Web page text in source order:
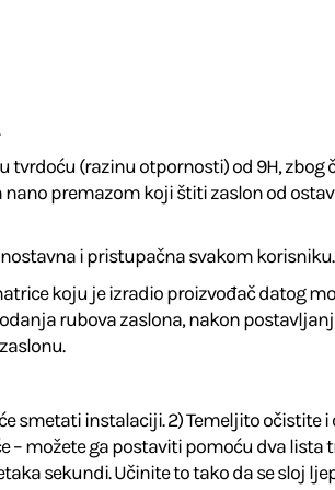
(razinu otpornosti) od 9H, zbog
premazom koji štiti zaslon od
i pristupačna svakom korisniku.
koju je izradio proizvođač datog
rubova zaslona, ​​nakon
smetati instalaciji. 2) Temeljito očistite
možete ga postaviti pomoću dva lista
sekundi. Učinite to tako da se sloj